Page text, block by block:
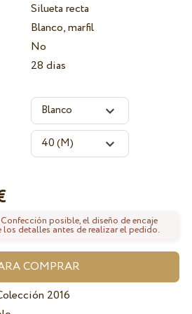
Silueta recta
Blanco, marfil
No
28 dias
posible, el diseño de encaje
los detalles antes de realizar el pedido.
2016